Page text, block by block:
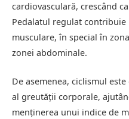
cardiovasculară, crescând
Pedalatul regulat contribuie
musculare, în special în
zonei abdominale.
De asemenea, ciclismul
al greutății corporale,
menținerea unui indice de